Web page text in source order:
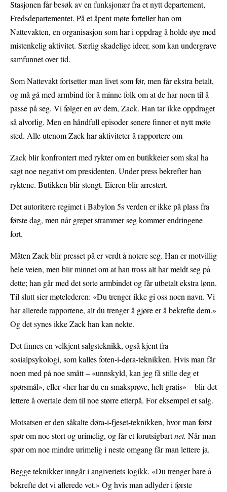
Stasjonen får besøk av en funksjonær fra et nytt departement,
Fredsdepartementet. På et åpent møte forteller han om
Nattevakten, en organisasjon som har i oppdrag å holde øye med
mistenkelig aktivitet. Særlig skadelige ideer, som kan undergrave
samfunnet over tid.
Som Nattevakt fortsetter man livet som før, men får ekstra betalt,
og må gå med armbind for å minne folk om at de har noen til å
passe på seg. Vi følger en av dem, Zack. Han tar ikke oppdraget
så alvorlig. Men en håndfull episoder senere finner et nytt møte
sted. Alle utenom Zack har aktiviteter å rapportere om
Zack blir konfrontert med rykter om en butikkeier som skal ha
sagt noe negativt om presidenten. Under press bekrefter han
ryktene. Butikken blir stengt. Eieren blir arrestert.
Det autoritære regimet i Babylon 5s verden er ikke på plass fra
første dag, men når grepet strammer seg kommer endringene
fort.
Måten Zack blir presset på er verdt å notere seg. Han er motvillig
hele veien, men blir minnet om at han tross alt har meldt seg på
dette; han går med det sorte armbindet og får utbetalt ekstra lønn.
Til slutt sier møtelederen: «Du trenger ikke gi oss noen navn. Vi
har allerede rapportene, alt du trenger å gjøre er å bekrefte dem.»
Og det synes ikke Zack han kan nekte.
Det finnes en velkjent salgsteknikk, også kjent fra
sosialpsykologi, som kalles foten-i-døra-teknikken. Hvis man får
noen med på noe smått – «unnskyld, kan jeg få stille deg et
spørsmål», eller «her har du en smaksprøve, helt gratis» – blir det
lettere å overtale dem til noe større etterpå. For eksempel et salg.
Motsatsen er den såkalte døra-i-fjeset-teknikken, hvor man først
spør om noe stort og urimelig, og får et forutsigbartnei. Når man
spør om noe mindre urimelig i neste omgang får man lettere ja.
Begge teknikker inngår i angiveriets logikk. «Du trenger bare å
bekrefte det vi allerede vet.» Og hvis man adlyder i første